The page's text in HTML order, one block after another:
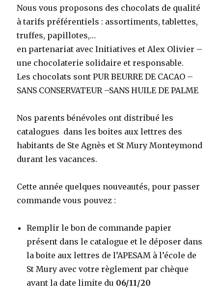
Nous vous proposons des chocolats de qualité
à tarifs préférentiels : assortiments, tablettes,
truffes, papillotes,…
en partenariat avec Initiatives et Alex Olivier –
une chocolaterie solidaire et responsable.
Les chocolats sontPUR BEURRE DE CACAO –
SANS CONSERVATEUR –SANS HUILE DE PALME
Nos parents bénévoles ont distribué les
catalogues dans les boites aux lettres des
habitants de Ste Agnès et St Mury Monteymond
durant les vacances.
Cette année quelques nouveautés, pour passer
commande vous pouvez :
Remplir le bon de commande papier
présent dans le catalogue et le déposer dans
la boite aux lettres de l’APESAM à l’école de
St Mury avec votre règlement par chèque
avant la date limite du 06/11/20